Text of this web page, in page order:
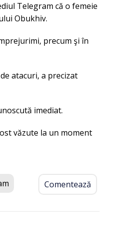
Telegram că o femeie
Obukhiv.
precum şi în
atacuri, a precizat
imediat.
văzute la un moment
Comentează